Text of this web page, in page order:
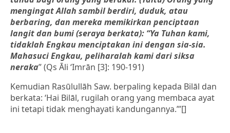
mengingat Allah sambil berdiri, duduk, atau
berbaring, dan mereka memikirkan penciptaan
langit dan bumi (seraya berkata): “Ya Tuhan kami,
tidaklah Engkau menciptakan ini dengan sia-sia.
Mahasuci Engkau, peliharalah kami dari siksa
neraka” (Qs Āli ‘Imrān [3]: 190-191)
Kemudian Rasūlullāh Saw. berpaling kepada Bilāl dan
berkata: ‘Hai Bilāl, rugilah orang yang membaca ayat
ini tetapi tidak menghayati kandungannya.’”[]